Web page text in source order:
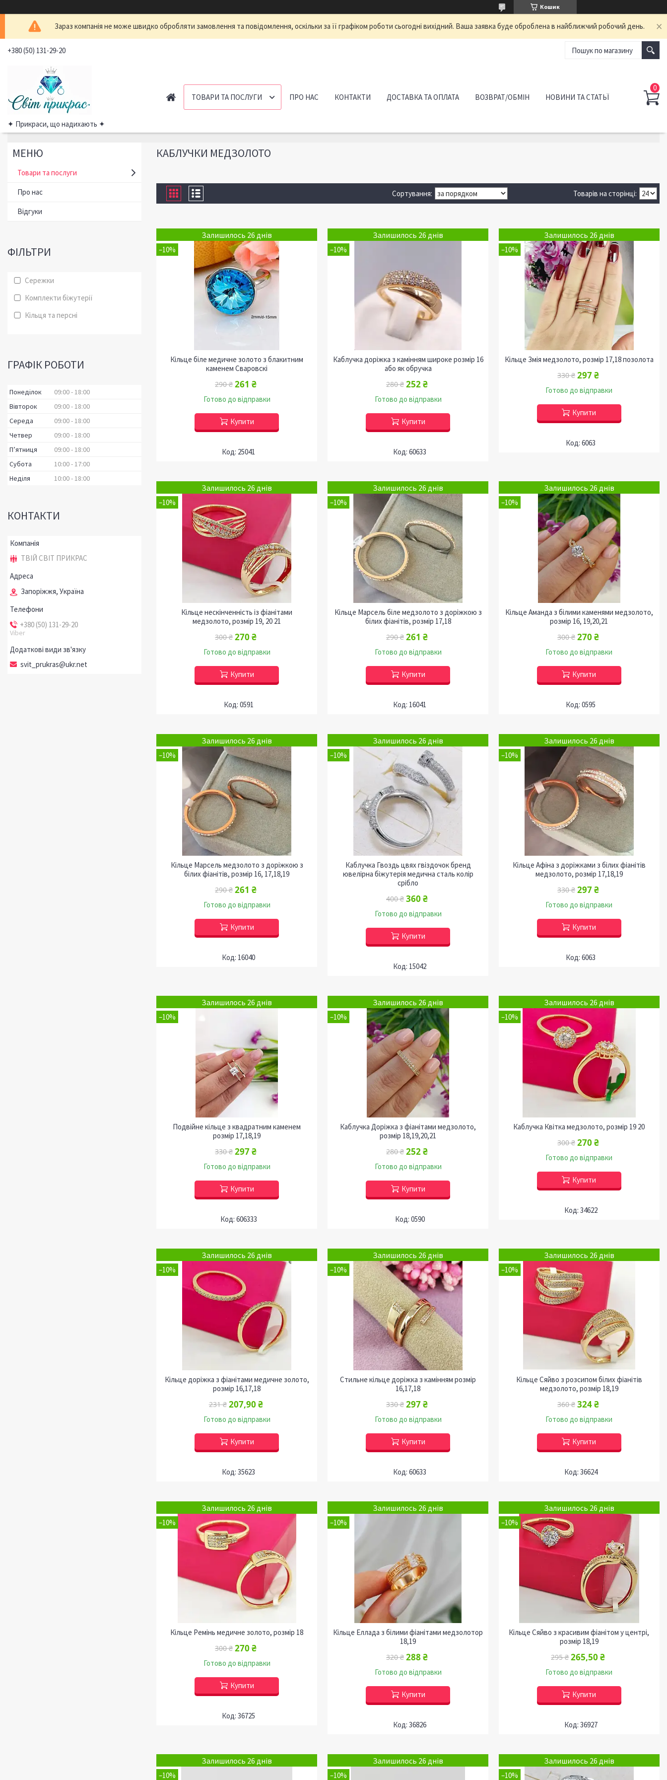
Кошик
Зараз компанія не може швидко обробляти замовлення та повідомлення, оскільки за її графіком роботи сьогодні вихідний. Ваша заявка буде оброблена в найближчий робочий день.
+380 (50) 131-29-20
✦ Прикраси, що надихають ✦
ТОВАРИ ТА ПОСЛУГИ ПРО НАС КОНТАКТИ ДОСТАВКА ТА ОПЛАТА ВОЗВРАТ/ОБМІН НОВИНИ ТА СТАТЬЇ
КАБЛУЧКИ МЕДЗОЛОТО
Залишилось 26 днів
–10%
Кільце біле медичне золото з блакитним
каменем Сваровскі
290 ₴ 261 ₴
Готово до відправки
Купити
25041
Залишилось 26 днів
–10%
Каблучка доріжка з камінням широке розмір 16
або як обручка
280 ₴ 252 ₴
Готово до відправки
Купити
60633
Залишилось 26 днів
–10%
Кільце Змія медзолото, розмір 17,18 позолота
330 ₴ 297 ₴
Готово до відправки
Купити
6063
Залишилось 26 днів
–10%
Кільце нескінченність із фіанітами
медзолото, розмір 19, 20 21
300 ₴ 270 ₴
Готово до відправки
Купити
0591
Залишилось 26 днів
–10%
Кільце Марсель біле медзолото з доріжкою з
білих фіанітів, розмір 17,18
290 ₴ 261 ₴
Готово до відправки
Купити
16041
Залишилось 26 днів
–10%
Кільце Аманда з білими каменями медзолото,
розмір 16, 19,20,21
300 ₴ 270 ₴
Готово до відправки
Купити
0595
Залишилось 26 днів
–10%
Кільце Марсель медзолото з доріжкою з
білих фіанітів, розмір 16, 17,18,19
290 ₴ 261 ₴
Готово до відправки
Купити
16040
Залишилось 26 днів
–10%
Каблучка Гвоздь цвях гвіздочок бренд
ювелірна біжутерія медична сталь колір
срібло
400 ₴ 360 ₴
Готово до відправки
Купити
15042
Залишилось 26 днів
–10%
Кільце Афіна з доріжками з білих фіанітів
медзолото, розмір 17,18,19
330 ₴ 297 ₴
Готово до відправки
Купити
6063
Залишилось 26 днів
–10%
Подвійне кільце з квадратним каменем
розмір 17,18,19
330 ₴ 297 ₴
Готово до відправки
Купити
606333
Залишилось 26 днів
–10%
Каблучка Доріжка з фіанітами медзолото,
розмір 18,19,20,21
280 ₴ 252 ₴
Готово до відправки
Купити
0590
Залишилось 26 днів
–10%
Каблучка Квітка медзолото, розмір 19 20
300 ₴ 270 ₴
Готово до відправки
Купити
34622
Залишилось 26 днів
–10%
Кільце доріжка з фіанітами медичне золото,
розмір 16,17,18
231 ₴ 207,90 ₴
Готово до відправки
Купити
35623
Залишилось 26 днів
–10%
Стильне кільце доріжка з камінням розмір
16,17,18
330 ₴ 297 ₴
Готово до відправки
Купити
60633
Залишилось 26 днів
–10%
Кільце Сяйво з розсипом білих фіанітів
медзолото, розмір 18,19
360 ₴ 324 ₴
Готово до відправки
Купити
36624
Залишилось 26 днів
–10%
Кільце Ремінь медичне золото, розмір 18
300 ₴ 270 ₴
Готово до відправки
Купити
36725
Залишилось 26 днів
–10%
Кільце Еллада з білими фіанітами медзолотор
18,19
320 ₴ 288 ₴
Готово до відправки
Купити
36826
Залишилось 26 днів
–10%
Кільце Сяйво з красивим фіанітом у центрі,
розмір 18,19
295 ₴ 265,50 ₴
Готово до відправки
Купити
36927
Залишилось 26 днів
–10%
Залишилось 26 днів
–10%
Залишилось 26 днів
–10%
Товари та послуги
Про нас
Відгуки
ФІЛЬТРИ
Сережки
Комплекти біжутерії
Кільця та ​​персні
ГРАФІК РОБОТИ
Понеділок 09:00 18:00
Вівторок
09:00 18:00
Середа
09:00 18:00
Четвер
09:00 18:00
Пʼятниця
09:00 18:00
Субота
10:00 17:00
Неділя
10:00 18:00
КОНТАКТИ
ТВІЙ СВІТ ПРИКРАС
Запоріжжя, Україна
+380 (50) 131-29-20
Viber
svit_prukras@ukr.net